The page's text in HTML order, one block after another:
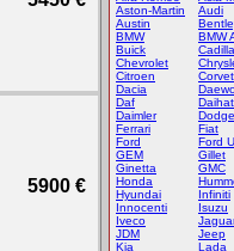
5900 €
Aston-Martin
Audi
Austin
BMW
BMW
Buick
Chevrolet
Citroen
Dacia
Daf
Daimler
Dodge
Ferrari
Fiat
Ford
Ford
GEM
Gillet
Ginetta
GMC
Honda
Hyundai
Infiniti
Innocenti
Isuzu
Iveco
JDM
Jeep
Kia
Lada